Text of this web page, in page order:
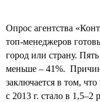
Опрос агентства
топ-менеджеров
город или страну.
меньше – 41%.
заключается в том,
с 2013 г. стало в